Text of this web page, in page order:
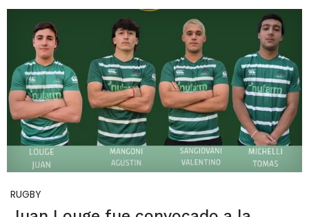
RUGBY